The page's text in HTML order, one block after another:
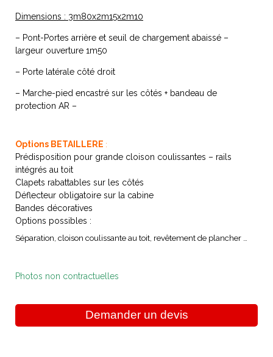
Dimensions : 3m80x2m15x2m10
– Pont-Portes arrière et seuil de chargement abaissé –
largeur ouverture 1m50
– Porte latérale côté droit
– Marche-pied encastré sur les côtés + bandeau de
protection AR –
Options BETAILLERE :
Prédisposition pour grande cloison coulissantes – rails
intégrés au toit
Clapets rabattables sur les côtés
Déflecteur obligatoire sur la cabine
Bandes décoratives
Options possibles :
Séparation, cloison coulissante au toit, revêtement de plancher …
Photos non contractuelles
Demander un devis